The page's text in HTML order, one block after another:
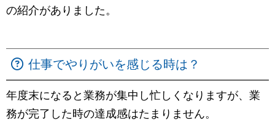
の紹介がありました。
仕事でやりがいを感じる時は？
年度末になると業務が集中し忙しくなりますが、業
務が完了した時の達成感はたまりません。